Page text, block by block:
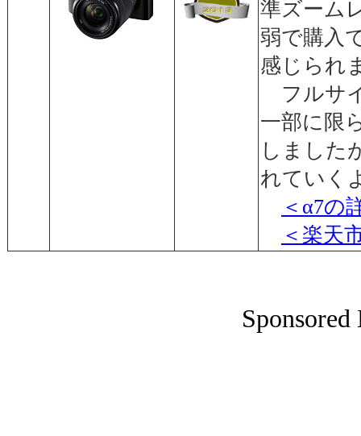
準ズーム
弱で購入
感じられ
フルサ
一部に限
しました
れていく
＜α7の
＜楽天